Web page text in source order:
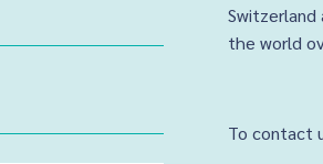
the world
To contact